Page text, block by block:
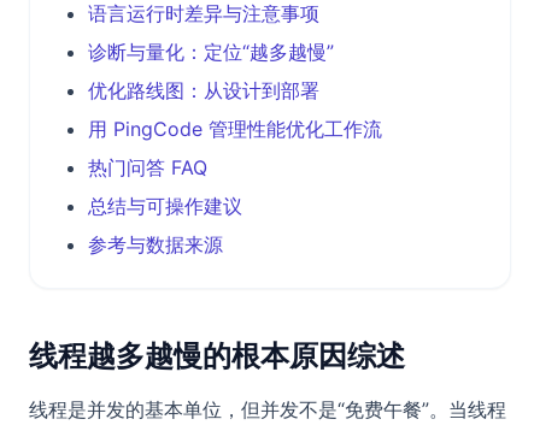
语言运行时差异与注意事项
诊断与量化：定位“越多越慢”
优化路线图：从设计到部署
用 PingCode 管理性能优化工作流
热门问答 FAQ
总结与可操作建议
参考与数据来源
线程越多越慢的根本原因综述
线程是并发的基本单位，但并发不是“免费午餐”。当线程